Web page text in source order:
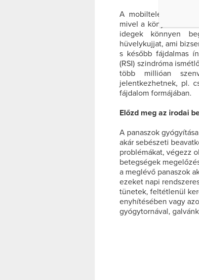
A mobiltelefonos
mivel a könyök a
idegek könnyen
hüvelykujjat, ami
s később fájdalmas
(RSI) szindróma
több millióan
jelentkezhetnek, pl.
fájdalom formájában.
Előzd meg az irodai
A panaszok
akár sebészeti
problémákat, végezz
betegségek
a meglévő panaszok
ezeket napi
tünetek, feltétlenül
enyhítésében vagy
gyógytornával,